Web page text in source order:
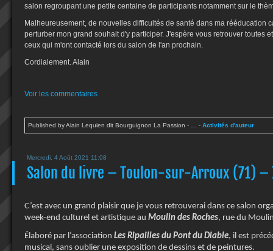
salon regroupant une petite centaine de participants notamment sur le
Malheureusement, de nouvelles difficultés de santé dans ma rééducation
perturber mon grand souhait d'y participer. J'espère vous retrouver toutes
ceux qui m'ont contacté lors du salon de l'an prochain.
Cordialement. Alain
Voir les commentaires
Published by Alain Lequien dit Bourguignon La Passion - - Activités d'auteur
Mercredi, 4 Août 2021 11:08
Salon du livre – Toulon-sur-Arroux (71) –
C’est avec un grand plaisir que je vous retrouverai dans ce salon
week-end culturel et artistique au Moulin des Roches, rue du
Élaboré par l’association Les Ripailles du Pont du Diable, il est
musical, sans oublier une exposition de dessins et de peintures.